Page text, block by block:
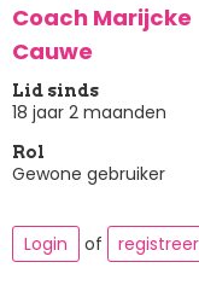
Coach Marijcke
Cauwe
Lid sinds
18 jaar 2 maanden
Rol
Gewone gebruiker
Login of registreer